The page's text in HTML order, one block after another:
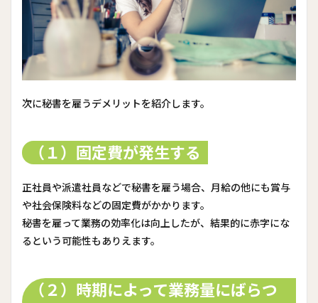
次に秘書を雇うデメリットを紹介します。
（１）固定費が発生する
正社員や派遣社員などで秘書を雇う場合、月給の他にも賞与
や社会保険料などの固定費がかかります。
秘書を雇って業務の効率化は向上したが、結果的に赤字にな
るという可能性もありえます。
（２）時期によって業務量にばらつ